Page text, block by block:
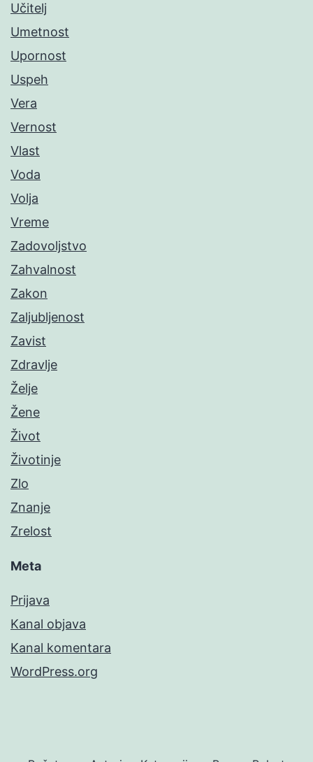
Učitelj
Umetnost
Upornost
Uspeh
Vera
Vernost
Vlast
Voda
Volja
Vreme
Zadovoljstvo
Zahvalnost
Zakon
Zaljubljenost
Zavist
Zdravlje
Želje
Žene
Život
Životinje
Zlo
Znanje
Zrelost
Meta
Prijava
Kanal objava
Kanal komentara
WordPress.org